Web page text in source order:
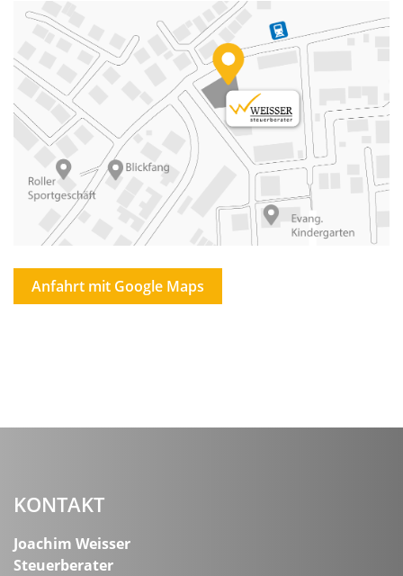
Anfahrt mit Google Maps
KONTAKT
Joachim Weisser
Steuerberater